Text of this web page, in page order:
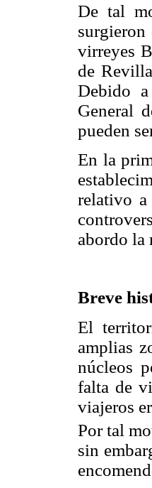
De tal
surgieron
virreyes
de
Debido
General
pueden
En la
relativo a
abordo la
Breve
El
amplias
núcleos
falta de
viajeros
Por tal
sin